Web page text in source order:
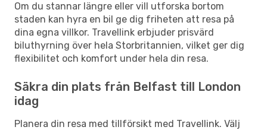
Om du stannar längre eller vill utforska bortom
staden kan hyra en bil ge dig friheten att resa på
dina egna villkor. Travellink erbjuder prisvärd
biluthyrning över hela Storbritannien, vilket ger dig
flexibilitet och komfort under hela din resa.
Säkra din plats från Belfast till London
idag
Planera din resa med tillförsikt med Travellink. Välj